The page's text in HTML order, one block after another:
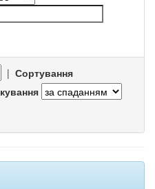
| Сортування